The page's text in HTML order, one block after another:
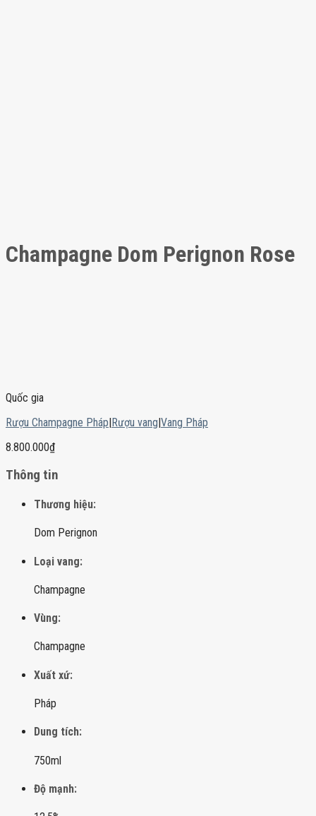
Champagne Dom Perignon Rose
Quốc gia
Rượu Champagne Pháp|Rượu vang|Vang Pháp
8.800.000₫
Thông tin
Thương hiệu:
Dom Perignon
Loại vang:
Champagne
Vùng:
Champagne
Xuất xứ:
Pháp
Dung tích:
750ml
Độ mạnh: